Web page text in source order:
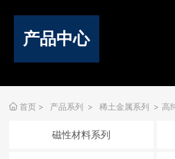
产品中心
首页 产品系列 稀土金属系列 高
磁性材料系列